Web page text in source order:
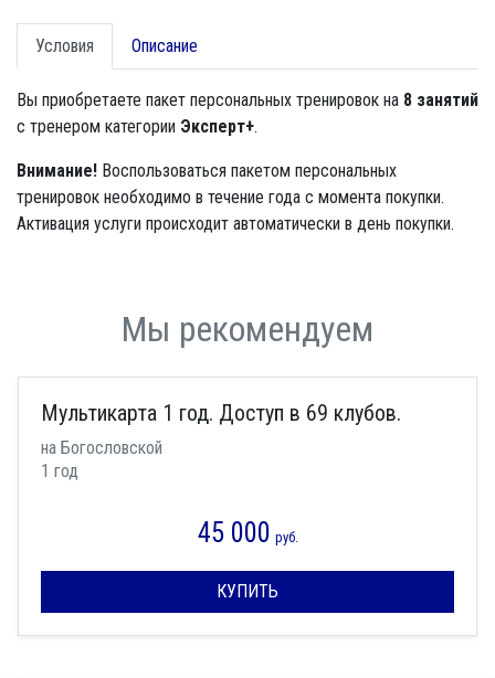
Условия Описание
Вы приобретаете пакет персональных тренировок на 8 занятий
с тренером категории Эксперт+.
Внимание! Воспользоваться пакетом персональных
тренировок необходимо в течение года с момента покупки.
Активация услуги происходит автоматически в день покупки.
Мы рекомендуем
Мультикарта 1 год. Доступ в 69 клубов.
на Богословской
1 год
45 000 руб.
КУПИТЬ